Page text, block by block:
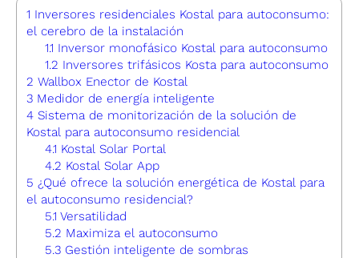
1 Inversores residenciales Kostal para autoconsumo:
el cerebro de la instalación
1.1 Inversor monofásico Kostal para autoconsumo
1.2 Inversores trifásicos Kosta para autoconsumo
2 Wallbox Enector de Kostal
3 Medidor de energía inteligente
4 Sistema de monitorización de la solución de
Kostal para autoconsumo residencial
4.1 Kostal Solar Portal
4.2 Kostal Solar App
5 ¿Qué ofrece la solución energética de Kostal para
el autoconsumo residencial?
5.1 Versatilidad
5.2 Maximiza el autoconsumo
5.3 Gestión inteligente de sombras